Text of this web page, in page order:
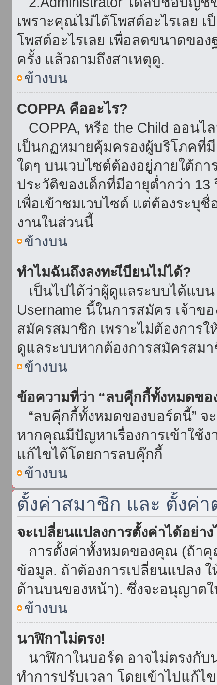
เพราะคุณไม่ได้โพสต์อะไรเลย
โพสต์อะไรเลย เพื่อลดขนาดขอ
ครั้ง แล้วถามถึงสาเหตุดู.
ข้างบน
COPPA คืออะไร?
COPPA, หรือ the Child ออนไ
เป็นกฏหมายคุ้มครองผู้บริโภคที่
ใดๆ บนเวบไซต์ต้องอยู่ภายใต้ก
ประวัติของเด็กที่มีอายุต่ำกว่า
เพื่อเข้าชมเวบไซต์ แต่ต้องระบุ
งานในส่วนนี้
ข้างบน
ทำไมฉันถึงลงทะเีบียนไม่ได้?
เป็นไปได้ว่าผู้ดูแลระบบได้แบ
Username นี้ในการสมัคร เจ้าข
สมัครสมาชิก เพราะไม่ต้องการ
ดูแลระบบหากต้องการสมัครสม
ข้างบน
ข้อความที่ว่า “ลบคุีกกี้ทั้งหมดขอ
“ลบคุีกกี้ทั้งหมดของบอร์ดนี้” จ
หากคุณมีปัญหาเรื่องการเข้าใช้
แก้ไขได้โดยการลบคุ๊กกี้
ข้างบน
ตั้งค่าสมาชิก และ ตั้งค่า
จะเปลี่ยนแปลงการตั้งค่าได้อย่าง
การตั้งค่าทั้งหมดของคุณ (ถ้าคุ
ข้อมูล. ถ้าต้องการเปลี่ยนแปลง
ด้านบนของหน้า). ซึ่งจะอนุญาต
ข้างบน
นาฬิกาไม่ตรง!
นาฬิกาในบอร์ด อาจไม่ตรงกั
ทำการปรับเวลา โดยเข้าไปแก้